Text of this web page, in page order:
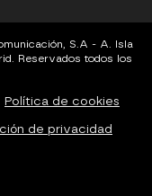
S.A - A. Isla
Reservados todos los
Política de cookies
de privacidad